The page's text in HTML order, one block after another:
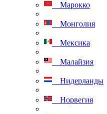
Марокко
Монголия
Мексика
Малайзия
Нидерланды
Норвегия